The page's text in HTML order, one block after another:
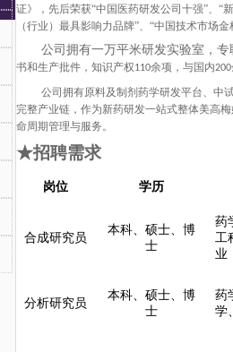
证》，先后荣获“中国医药研发公司十强”、“
（行业）最具影响力品牌”、“中国技术市场金
公司拥有一万平米研发实验室，专
书和生产批件，知识产权110余项，与国内200
公司拥有原料及制剂药学研发平台、中
完整产业链， 作为新药研发一站式整体美高
命周期管理与服务。
★招聘需求
岗位 学历
合成研究员
本科、硕士、博
士
药
工
业
分析研究员
本科、硕士、博
士
药
学